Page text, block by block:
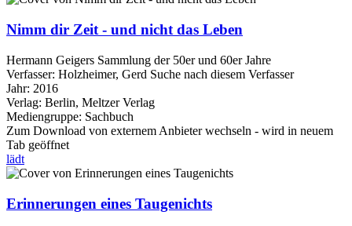
Nimm dir Zeit - und nicht das Leben
Hermann Geigers Sammlung der 50er und 60er Jahre
Verfasser: Holzheimer, Gerd Suche nach diesem Verfasser
Jahr: 2016
Verlag: Berlin, Meltzer Verlag
Mediengruppe: Sachbuch
Zum Download von externem Anbieter wechseln - wird in neuem
Tab geöffnet
lädt
Erinnerungen eines Taugenichts